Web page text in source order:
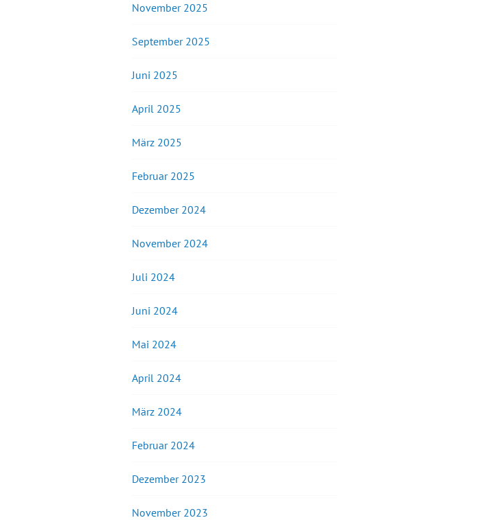
November 2025
September 2025
Juni 2025
April 2025
März 2025
Februar 2025
Dezember 2024
November 2024
Juli 2024
Juni 2024
Mai 2024
April 2024
März 2024
Februar 2024
Dezember 2023
November 2023